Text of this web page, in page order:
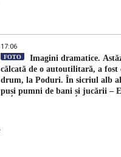
17:06
FOTO
Imagini dramatice.
călcată de o autoutilitară, a fost
drum, la Poduri. În sicriul alb
puși pumni de bani și jucării –